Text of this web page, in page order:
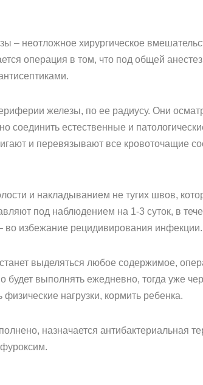
– неотложное хирургическое
операция в том, что под общей
железы, по ее радиусу. Они
соединить естественные и
и перевязывают все кровоточащие
и накладыванием не тугих швов,
под наблюдением на 1-3 суток, в
во избежание рецидивирования инфекции.
выделяться любое содержимое,
выполнять ежедневно, тогда уже
физические нагрузки, кормить ребенка.
назначается антибактериальная